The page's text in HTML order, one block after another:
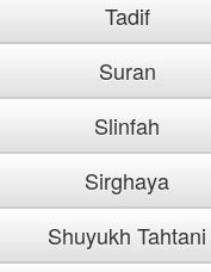
Tadif
Suran
Slinfah
Sirghaya
Shuyukh Tahtani